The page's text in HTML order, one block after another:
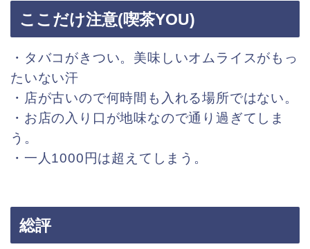
ここだけ注意(喫茶YOU)
・タバコがきつい。美味しいオムライスがもっ
たいない汗
・店が古いので何時間も入れる場所ではない。
・お店の入り口が地味なので通り過ぎてしま
う。
・一人1000円は超えてしまう。
総評